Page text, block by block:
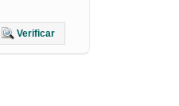
Verificar